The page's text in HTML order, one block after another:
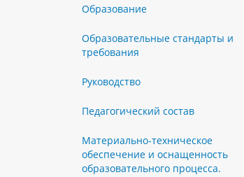
Образование
Образовательные стандарты и
требования
Руководство
Педагогический состав
Материально-техническое
обеспечение и оснащенность
образовательного процесса.